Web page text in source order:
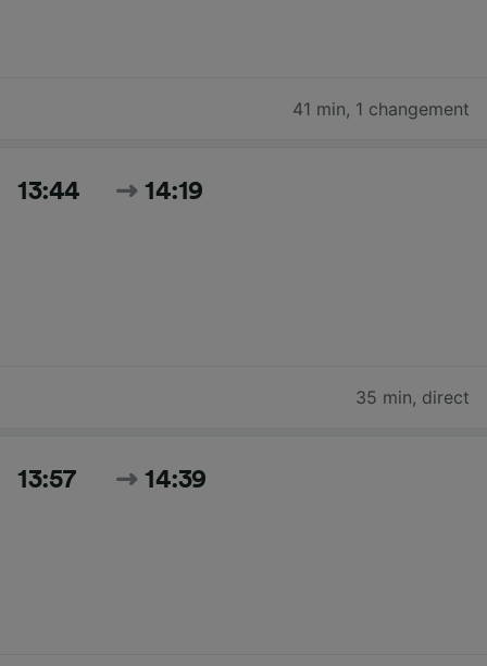
41 min, 1 changement
13:44 14:19
35 min, direct
13:57 14:39